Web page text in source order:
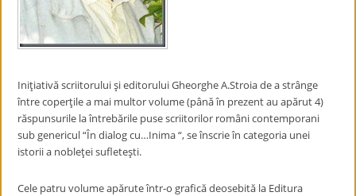
Iniţiativă scriitorului şi editorului Gheorghe A.Stroia de a strânge
între coperţile a mai multor volume (până în prezent au apărut 4)
răspunsurile la întrebările puse scriitorilor români contemporani
sub genericul “În dialog cu…Inima “, se înscrie în categoria unei
istorii a nobleţei sufleteşti.
Cele patru volume apărute într-o grafică deosebită la Editura